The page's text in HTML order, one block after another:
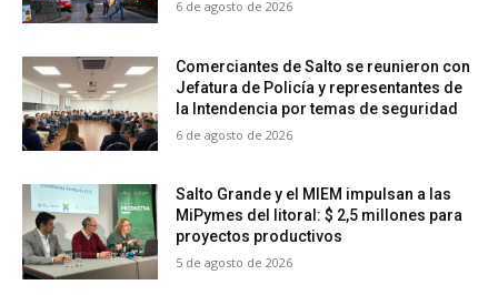
6 de agosto de 2026
Comerciantes de Salto se reunieron con
Jefatura de Policía y representantes de
la Intendencia por temas de seguridad
6 de agosto de 2026
Salto Grande y el MIEM impulsan a las
MiPymes del litoral: $ 2,5 millones para
proyectos productivos
5 de agosto de 2026